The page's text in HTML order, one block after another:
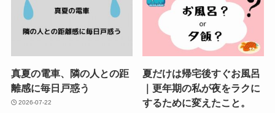
真夏の電車、隣の人との距
離感に毎日戸惑う
2026-07-22
夏だけは帰宅後すぐお風呂
｜更年期の私が夜をラクに
するために変えたこと。